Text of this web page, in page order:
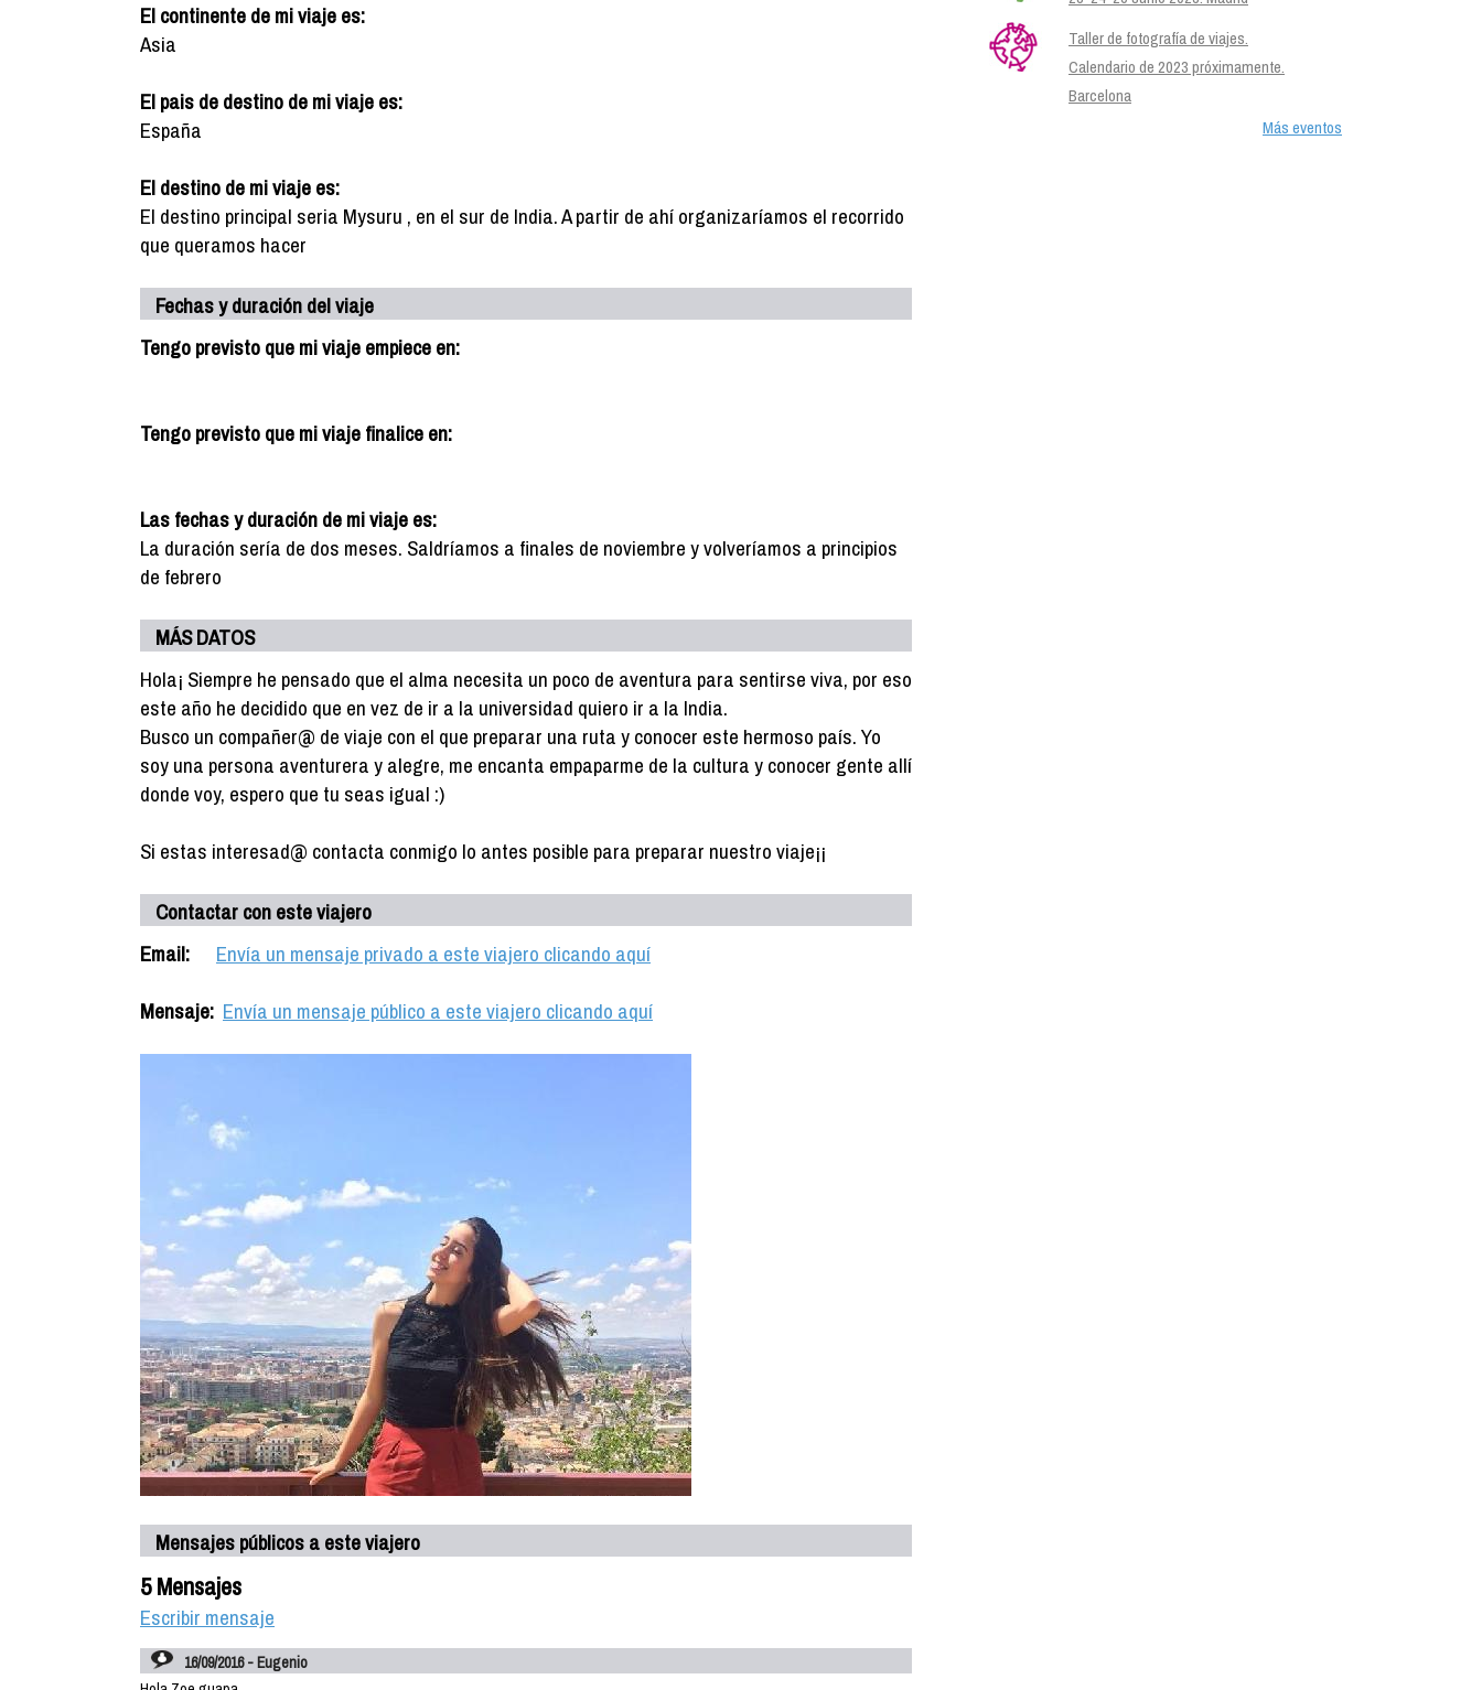
El continente de mi viaje es:
Asia
El pais de destino de mi viaje es:
España
El destino de mi viaje es:
El destino principal seria Mysuru , en el sur de India. A partir de ahí organizaríamos el recorrido
que queramos hacer
Fechas y duración del viaje
Tengo previsto que mi viaje empiece en:
Tengo previsto que mi viaje finalice en:
Las fechas y duración de mi viaje es:
La duración sería de dos meses. Saldríamos a finales de noviembre y volveríamos a principios
de febrero
MÁS DATOS
Hola¡ Siempre he pensado que el alma necesita un poco de aventura para sentirse viva, por eso
este año he decidido que en vez de ir a la universidad quiero ir a la India.
Busco un compañer@ de viaje con el que preparar una ruta y conocer este hermoso país. Yo
soy una persona aventurera y alegre, me encanta empaparme de la cultura y conocer gente allí
donde voy, espero que tu seas igual :)
Si estas interesad@ contacta conmigo lo antes posible para preparar nuestro viaje¡¡
Contactar con este viajero
Email:
Envía un mensaje privado a este viajero clicando aquí
Mensaje: Envía un mensaje público a este viajero clicando aquí
Mensajes públicos a este viajero
5 Mensajes
Escribir mensaje
16/09/2016 - Eugenio
Taller de fotografía de viajes.
Calendario de 2023 próximamente.
Barcelona
Más eventos